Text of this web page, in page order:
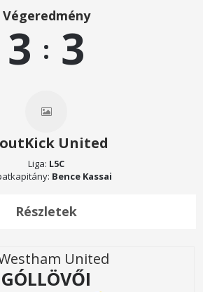
Végeredmény
3 : 3
United
Liga: L5C
Bence Kassai
Részletek
United
GÓLLÖVŐI